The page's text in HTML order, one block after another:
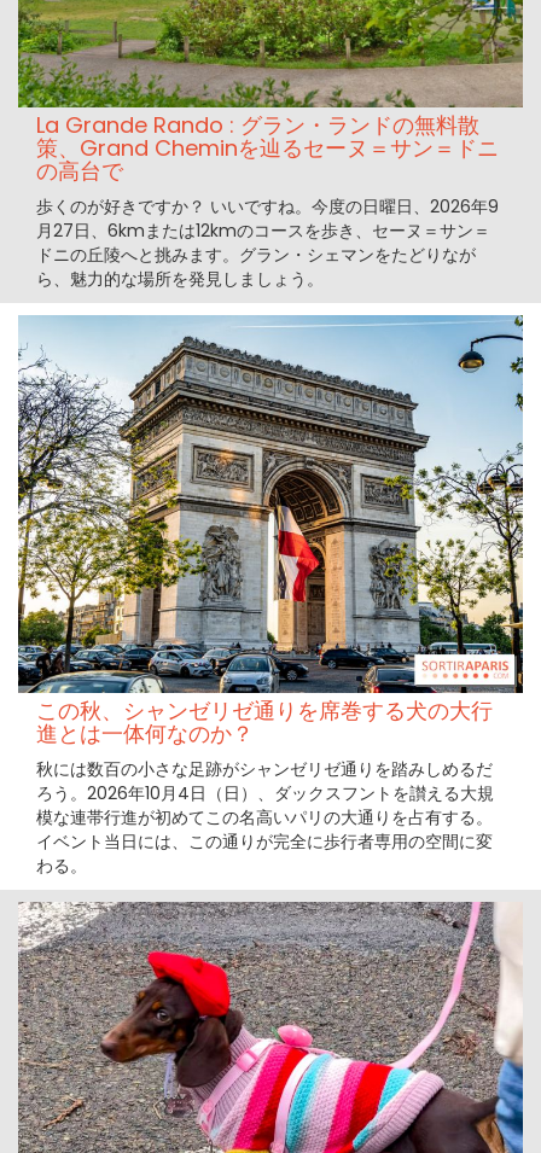
La Grande Rando : グラン・ランドの無料散
策、Grand Cheminを辿るセーヌ＝サン＝ドニ
の高台で
歩くのが好きですか？ いいですね。今度の日曜日、2026年9
月27日、6kmまたは12kmのコースを歩き、セーヌ＝サン＝
ドニの丘陵へと挑みます。グラン・シェマンをたどりなが
ら、魅力的な場所を発見しましょう。
この秋、シャンゼリゼ通りを席巻する犬の大行
進とは一体何なのか？
秋には数百の小さな足跡がシャンゼリゼ通りを踏みしめるだ
ろう。2026年10月4日（日）、ダックスフントを讃える大規
模な連帯行進が初めてこの名高いパリの大通りを占有する。
イベント当日には、この通りが完全に歩行者専用の空間に変
わる。